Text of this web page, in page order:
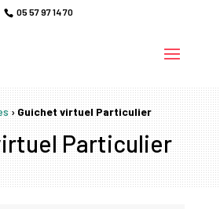
05 57 97 14 70
›Guichet virtuel Particulier
Particulier